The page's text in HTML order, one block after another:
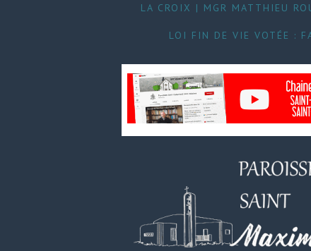
LA CROIX | MGR MATTHIEU
LOI FIN DE VIE VOTÉE :